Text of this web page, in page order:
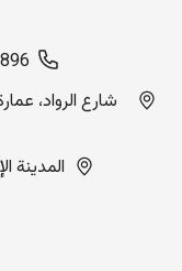
المدينة الإيطالية 1،